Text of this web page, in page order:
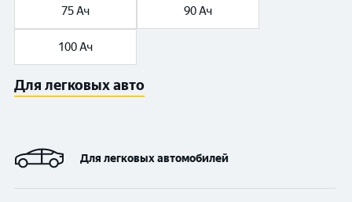
75 Ач 90 Ач
100 Ач
Для легковых авто
Для легковых автомобилей